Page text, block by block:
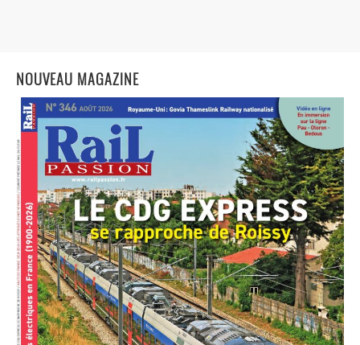
NOUVEAU MAGAZINE